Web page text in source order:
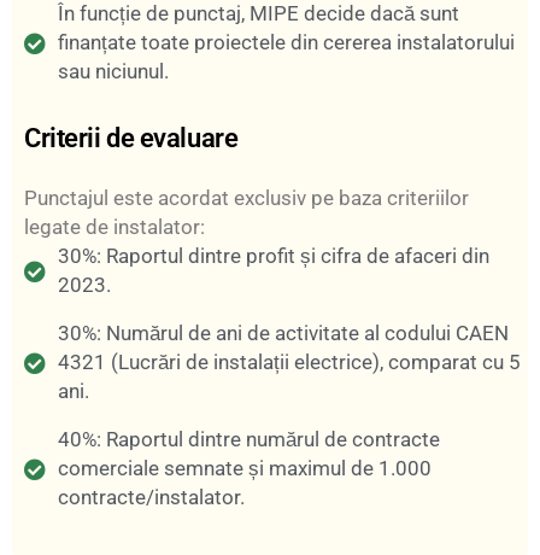
În funcție de punctaj, MIPE decide dacă sunt
finanțate toate proiectele din cererea instalatorului
sau niciunul.
Criterii de evaluare
Punctajul este acordat exclusiv pe baza criteriilor
legate de instalator:
30%: Raportul dintre profit și cifra de afaceri din
2023.
30%: Numărul de ani de activitate al codului CAEN
4321 (Lucrări de instalații electrice), comparat cu 5
ani.
40%: Raportul dintre numărul de contracte
comerciale semnate și maximul de 1.000
contracte/instalator.